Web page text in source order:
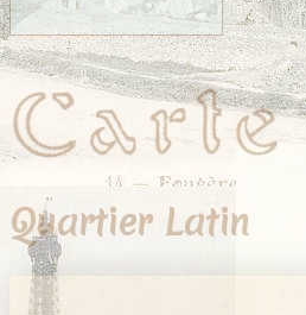
Quartier Latin